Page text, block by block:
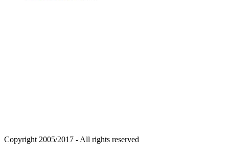
Copyright 2005/2017 - All rights reserved